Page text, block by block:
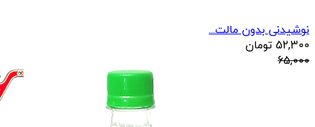
نوشیدنی بدون مالت...
52,300 تومان
65,000